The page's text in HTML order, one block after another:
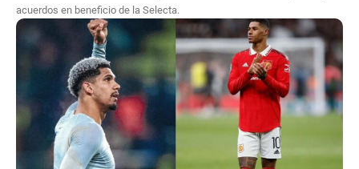
acuerdos en beneficio de la Selecta.